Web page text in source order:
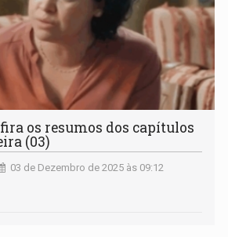
os resumos dos capítulos
(03)
03 de Dezembro de 2025 às 09:12